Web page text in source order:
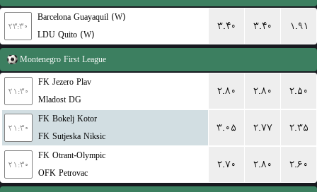
۲۳:۳۰
Barcelona Guayaquil (W)
LDU Quito (W)
۳.۴۰ ۳.۴۰ ۱.۹۱
Montenegro First League
۲۱:۳۰
FK Jezero Plav
Mladost DG
۲.۸۰ ۲.۸۰ ۲.۵۰
۲۱:۳۰
FK Bokelj Kotor
FK Sutjeska Niksic
۳.۰۵ ۲.۷۷ ۲.۳۵
۲۱:۳۰
FK Otrant-Olympic
OFK Petrovac
۲.۷۰ ۲.۸۰ ۲.۶۰